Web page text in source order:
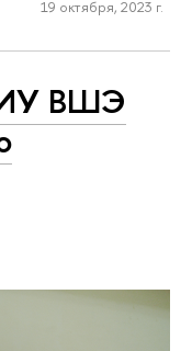
19 октября, 2023 г.
ВШЭ